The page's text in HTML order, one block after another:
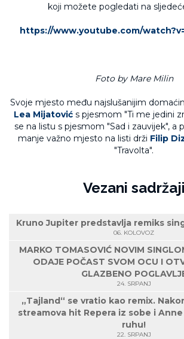
koji možete pogledati na
https://www.youtube.com/
Foto by Mare Milin
Svoje mjesto među najslušanijim
Lea Mijatovićs pjesmom "Ti me jedini
se na listu s pjesmom "Sad i zauvijek", a
manje važno mjesto na listi drži Filip
"Travolta".
Vezani sadržaji
Kruno Jupiter predstavlja remiks
06. KOLOVOZ
MARKO TOMASOVIĆ NOVIM
ODAJE POČAST SVOM OCU I
GLAZBENO
24. SRPANJ
„Tajland“ se vratio kao remix.
streamova hit Repera iz sobe i
ruhu!
22. SRPANJ